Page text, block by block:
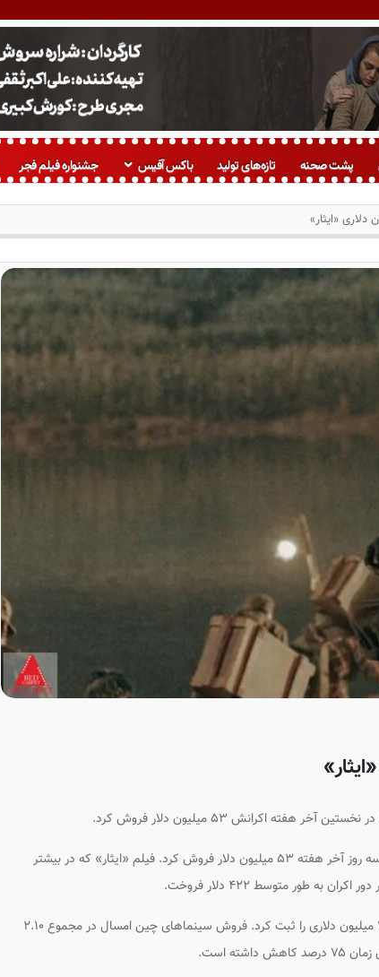
پشت صحنه تازه‌های تولید باکس آفیس جشنواره فیلم فجر
هفته اکرانش ۵۳ میلیون دلار فروش کرد.
فیلمی که روز جمعه راهی سینماهای چین شد در سه روز آخر هفته ۵۳ میلیون دلار فروش کرد. فیلم «ایثار» که در بیشتر
طور متوسط ۴۲۲ دلار فروخت.
گیشه سینمای چین در این آخر هفته فروشی ۷۶.۹ میلیون دلاری را ثبت کرد. فروش سینماهای چین امسال در مجموع ۲.۱۰
است.